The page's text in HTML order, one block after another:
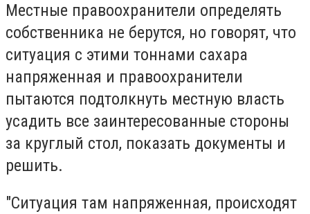
Местные правоохранители определять
собственника не берутся, но говорят, что
ситуация с этими тоннами сахара
напряженная и правоохранители
пытаются подтолкнуть местную власть
усадить все заинтересованные стороны
за круглый стол, показать документы и
решить.
"Ситуация там напряженная, происходят